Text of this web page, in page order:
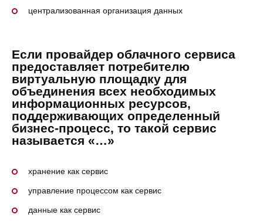
централизованная организация данных
Если провайдер облачного сервиса
предоставляет потребителю
виртуальную площадку для
объединения всех необходимых
информационных ресурсов,
поддерживающих определенный
бизнес-процесс, то такой сервис
называется «…»
хранение как сервис
управление процессом как сервис
данные как сервис